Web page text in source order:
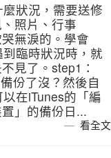
狀況，需要送修
照片、行事
無淚的。學會
臨時狀況時，就
見了。step1：
份了沒？然後自
在iTunes的「編
」的備份日...
看全文